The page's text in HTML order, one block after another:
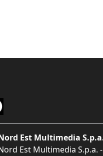
Est Multimedia
Est Multimedia S.p.a. -